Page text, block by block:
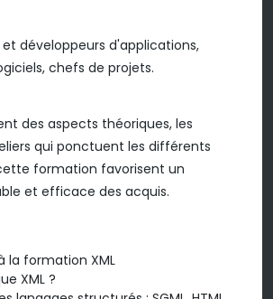
développeurs d'applications,
chefs de projets.
des aspects théoriques, les
qui ponctuent les différents
formation favorisent un
et efficace des acquis.
la formation XML
XML ?